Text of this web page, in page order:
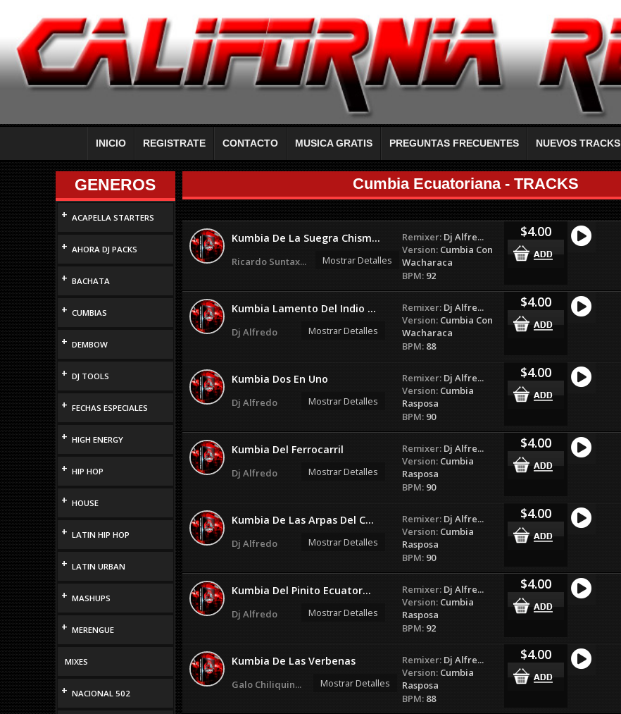
INICIO REGISTRATE CONTACTO MUSICA GRATIS PREGUNTAS FRECUENTES NUEVOS TRACKS
GENEROS
+ ACAPELLA STARTERS
+ AHORA DJ PACKS
+ BACHATA
+ CUMBIAS
+ DEMBOW
+ DJ TOOLS
+ FECHAS ESPECIALES
+ HIGH ENERGY
+ HIP HOP
+ HOUSE
+ LATIN HIP HOP
+ LATIN URBAN
+ MASHUPS
+ MERENGUE
MIXES
+ NACIONAL 502
Cumbia Ecuatoriana - TRACKS
Kumbia De La Suegra Chism...
Ricardo Suntax... Mostrar Detalles
Remixer: Dj Alfre...
Version: Cumbia Con
Wacharaca
BPM: 92
$4.00
Kumbia Lamento Del Indio ...
Dj Alfredo Mostrar Detalles
Remixer: Dj Alfre...
Version: Cumbia Con
Wacharaca
BPM: 88
$4.00
Kumbia Dos En Uno
Dj Alfredo Mostrar Detalles
Remixer: Dj Alfre...
Version: Cumbia
Rasposa
BPM: 90
$4.00
Kumbia Del Ferrocarril
Dj Alfredo Mostrar Detalles
Remixer: Dj Alfre...
Version: Cumbia
Rasposa
BPM: 90
$4.00
Kumbia De Las Arpas Del C...
Dj Alfredo Mostrar Detalles
Remixer: Dj Alfre...
Version: Cumbia
Rasposa
BPM: 90
$4.00
Kumbia Del Pinito Ecuator...
Dj Alfredo Mostrar Detalles
Remixer: Dj Alfre...
Version: Cumbia
Rasposa
BPM: 92
$4.00
Kumbia De Las Verbenas
Galo Chiliquin... Mostrar Detalles
Remixer: Dj Alfre...
Version: Cumbia
Rasposa
BPM: 88
$4.00